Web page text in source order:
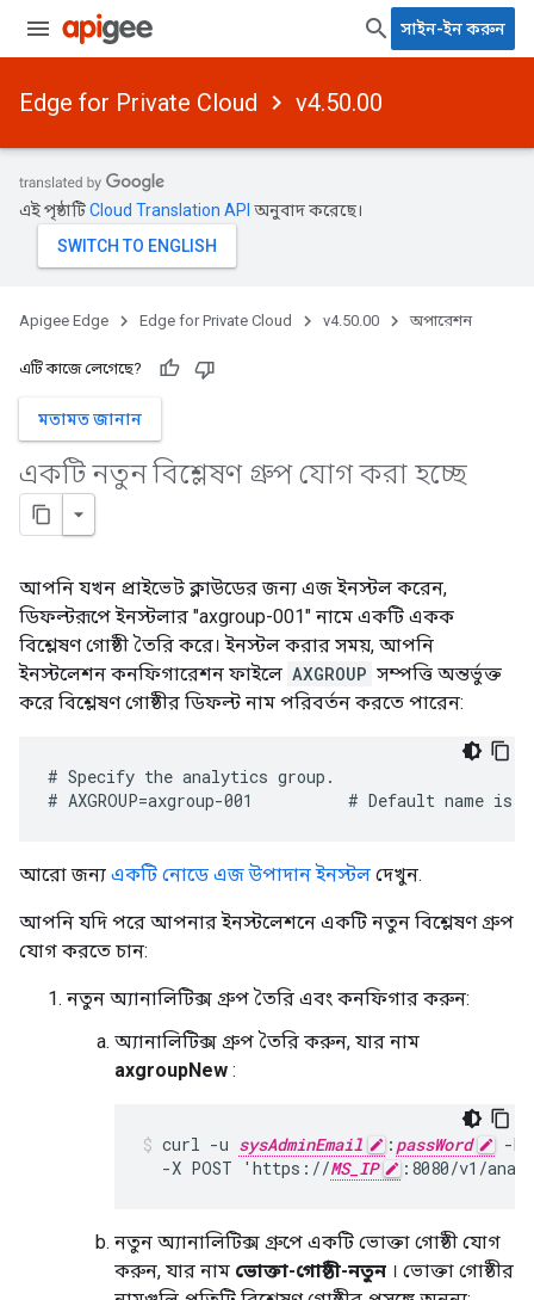
সাইন-ইন করুন
Edge for Private Cloud v4.50.00
এই পৃষ্ঠাটিCloud Translation API অনুবাদ করেছে।
Apigee Edge Edge for Private Cloud v4.50.00 অপারেশন
এটি কাজে লেগেছে?
মতামত জানান
একটি নতুন বিশ্লেষণ গ্রুপ যোগ করা হচ্ছে
আপনি যখন প্রাইভেট ক্লাউডের জন্য এজ ইনস্টল করেন,
ডিফল্টরূপে ইনস্টলার "axgroup-001" নামে একটি একক
বিশ্লেষণ গোষ্ঠী তৈরি করে। ইনস্টল করার সময়, আপনি
ইনস্টলেশন কনফিগারেশন ফাইলে AXGROUP সম্পত্তি অন্তর্ভুক্ত
করে বিশ্লেষণ গোষ্ঠীর ডিফল্ট নাম পরিবর্তন করতে পারেন:
# Specify the analytics group.
# AXGROUP=axgroup-001          # Default name is
আরো জন্য একটি নোডে এজ উপাদান ইনস্টল দেখুন.
আপনি যদি পরে আপনার ইনস্টলেশনে একটি নতুন বিশ্লেষণ গ্রুপ
যোগ করতে চান:
নতুন অ্যানালিটিক্স গ্রুপ তৈরি এবং কনফিগার করুন:
অ্যানালিটিক্স গ্রুপ তৈরি করুন, যার নাম
axgroupNew :
curl -u sysAdminEmail : passWord
-H
  -X POST 'https://
MS_IP :8080/v1/
নতুন অ্যানালিটিক্স গ্রুপে একটি ভোক্তা গোষ্ঠী যোগ
করুন, যার নাম ভোক্তা-গোষ্ঠী-নতুন । ভোক্তা গোষ্ঠীর